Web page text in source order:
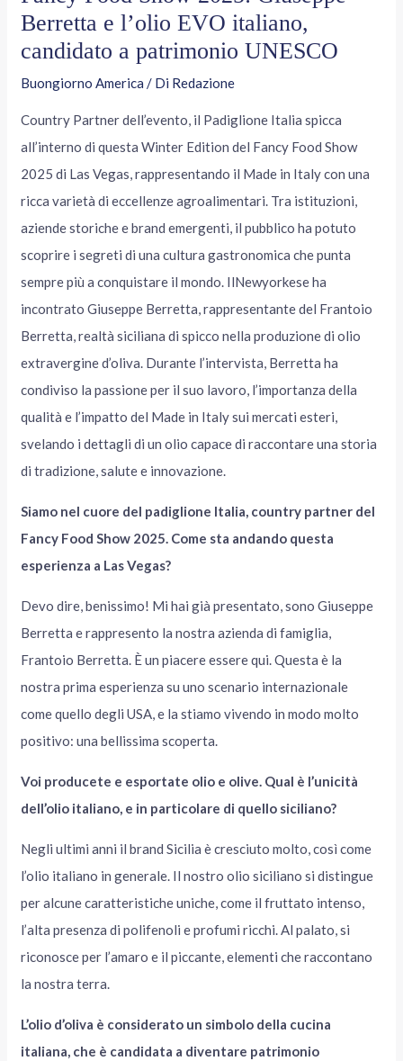
Berretta e l’olio EVO italiano,
candidato a patrimonio UNESCO
Buongiorno America / Di Redazione
Country Partner dell’evento, il Padiglione Italia spicca
all’interno di questa Winter Edition del Fancy Food Show
2025 di Las Vegas, rappresentando il Made in Italy con una
ricca varietà di eccellenze agroalimentari. Tra istituzioni,
aziende storiche e brand emergenti, il pubblico ha potuto
scoprire i segreti di una cultura gastronomica che punta
sempre più a conquistare il mondo. IlNewyorkese ha
incontrato Giuseppe Berretta, rappresentante del Frantoio
Berretta, realtà siciliana di spicco nella produzione di olio
extravergine d’oliva. Durante l’intervista, Berretta ha
condiviso la passione per il suo lavoro, l’importanza della
qualità e l’impatto del Made in Italy sui mercati esteri,
svelando i dettagli di un olio capace di raccontare una storia
di tradizione, salute e innovazione.
Siamo nel cuore del padiglione Italia, country partner del
Fancy Food Show 2025. Come sta andando questa
esperienza a Las Vegas?
Devo dire, benissimo! Mi hai già presentato, sono Giuseppe
Berretta e rappresento la nostra azienda di famiglia,
Frantoio Berretta. È un piacere essere qui. Questa è la
nostra prima esperienza su uno scenario internazionale
come quello degli USA, e la stiamo vivendo in modo molto
positivo: una bellissima scoperta.
Voi producete e esportate olio e olive. Qual è l’unicità
dell’olio italiano, e in particolare di quello siciliano?
Negli ultimi anni il brand Sicilia è cresciuto molto, così come
l’olio italiano in generale. Il nostro olio siciliano si distingue
per alcune caratteristiche uniche, come il fruttato intenso,
l’alta presenza di polifenoli e profumi ricchi. Al palato, si
riconosce per l’amaro e il piccante, elementi che raccontano
la nostra terra.
L’olio d’oliva è considerato un simbolo della cucina
italiana, che è candidata a diventare patrimonio